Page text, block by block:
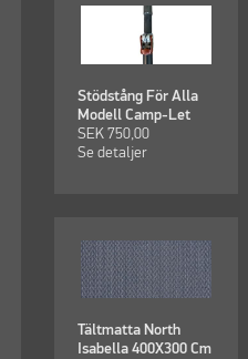
Stödstång För Alla
Modell Camp-Let
SEK 750,00
Se detaljer
Tältmatta North
Isabella 400X300 Cm